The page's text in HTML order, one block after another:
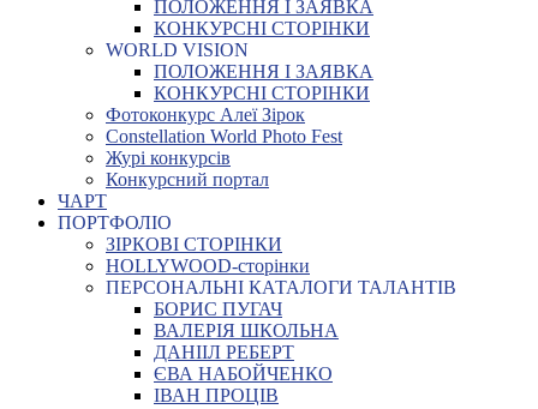
ПОЛОЖЕННЯ І ЗАЯВКА
КОНКУРСНІ СТОРІНКИ
WORLD VISION
ПОЛОЖЕННЯ І ЗАЯВКА
КОНКУРСНІ СТОРІНКИ
Фотоконкурс Алеї Зірок
Constellation World Photo Fest
Журі конкурсів
Конкурсний портал
ЧАРТ
ПОРТФОЛІО
ЗІРКОВІ СТОРІНКИ
HOLLYWOOD-сторінки
ПЕРСОНАЛЬНІ КАТАЛОГИ ТАЛАНТІВ
БОРИС ПУГАЧ
ВАЛЕРІЯ ШКОЛЬНА
ДАНІІЛ РЕБЕРТ
ЄВА НАБОЙЧЕНКО
ІВАН ПРОЦІВ